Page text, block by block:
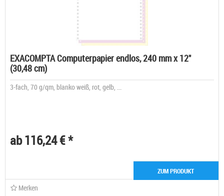
EXACOMPTA Computerpapier endlos, 240 mm x 12"
(30,48 cm)
3-fach, 70 g/qm, blanko weiß, rot, gelb, ...
ab 116,24 € *
ZUM PRODUKT
Merken